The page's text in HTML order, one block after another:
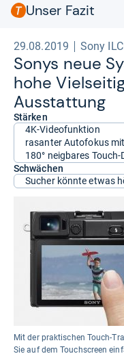
Unser Fazit
29.08.2019 Sony
Sonys neue
hohe
Aus­stat­tung
Stärken
4K-Videofunktion
rasanter Autofokus
180° neigbares Touch-
Schwächen
Sucher könnte etwas
Mit der praktischen Touch-
Sie auf dem Touchscreen